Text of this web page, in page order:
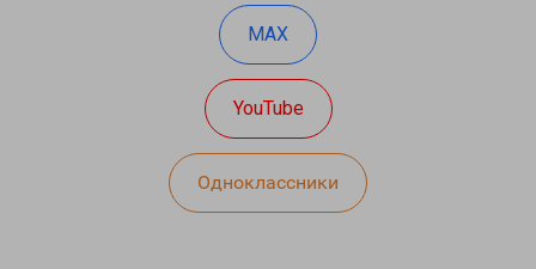
MAX
YouTube
Одноклассники